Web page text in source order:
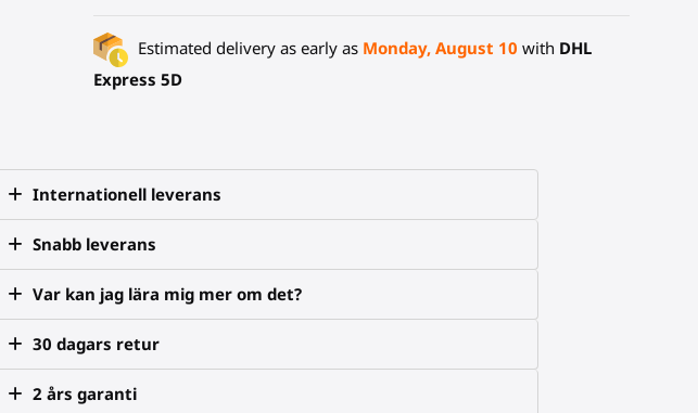
Estimated delivery as early as Monday, August 10 with DHL
Express 5D
Internationell leverans
Snabb leverans
Var kan jag lära mig mer om det?
30 dagars retur
2 års garanti